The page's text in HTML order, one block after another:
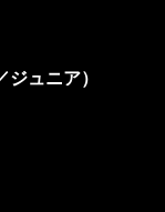
ュニア）